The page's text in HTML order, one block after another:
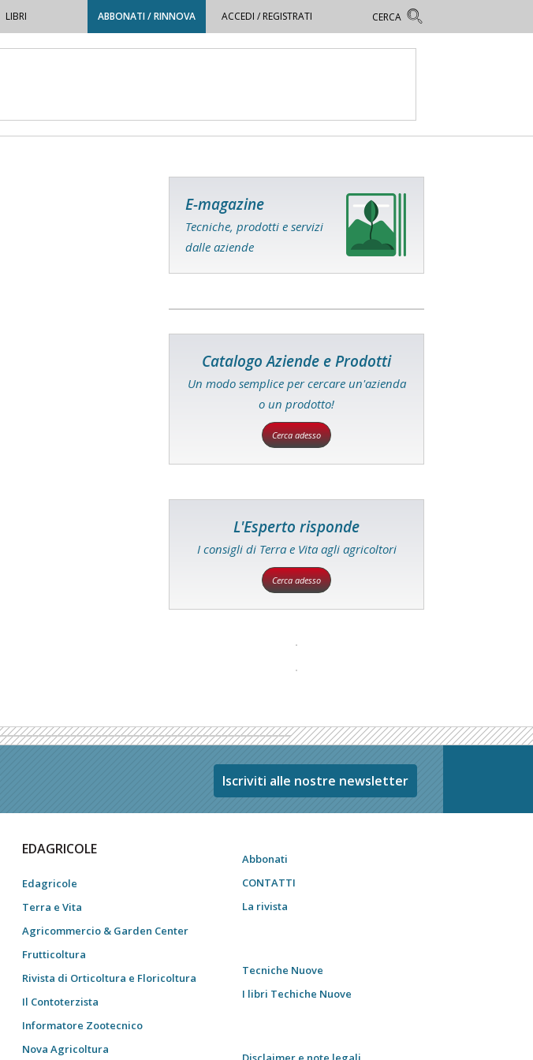
LIBRI ABBONATI / RINNOVA ACCEDI / REGISTRATI
E-magazine
Tecniche, prodotti e servizi
dalle aziende
Catalogo Aziende e Prodotti
Un modo semplice per cercare un'azienda
o un prodotto!
Cerca adesso
L'Esperto risponde
I consigli di Terra e Vita agli agricoltori
Cerca adesso
Iscriviti alle nostre newsletter
EDAGRICOLE
Edagricole
Terra e Vita
Agricommercio & Garden Center
Frutticoltura
Rivista di Orticoltura e Floricoltura
Il Contoterzista
Informatore Zootecnico
Nova Agricoltura
Abbonati
CONTATTI
La rivista
Tecniche Nuove
I libri Techiche Nuove